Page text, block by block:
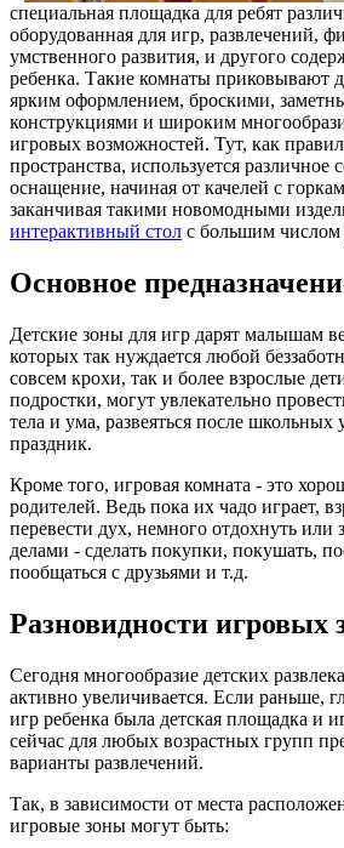
специальная площадка для ребят
оборудованная для игр, развлечений,
умственного развития, и другого
ребенка. Такие комнаты приковывают
ярким оформлением, броскими,
конструкциями и широким
игровых возможностей. Тут, как
пространства, используется различное
оснащение, начиная от качелей с
заканчивая такими новомодными
интерактивный стол с большим
Основное
Детские зоны для игр дарят малышам
которых так нуждается любой
совсем крохи, так и более взрослые
подростки, могут увлекательно
тела и ума, развеяться после школьных
праздник.
Кроме того, игровая комната - это
родителей. Ведь пока их чадо играет,
перевести дух, немного отдохнуть или
делами - сделать покупки, покушать,
пообщаться с друзьями и т.д.
Разновидности игровых
Сегодня многообразие детских
активно увеличивается. Если раньше,
игр ребенка была детская площадка и
сейчас для любых возрастных групп
варианты развлечений.
Так, в зависимости от места
игровые зоны могут быть: